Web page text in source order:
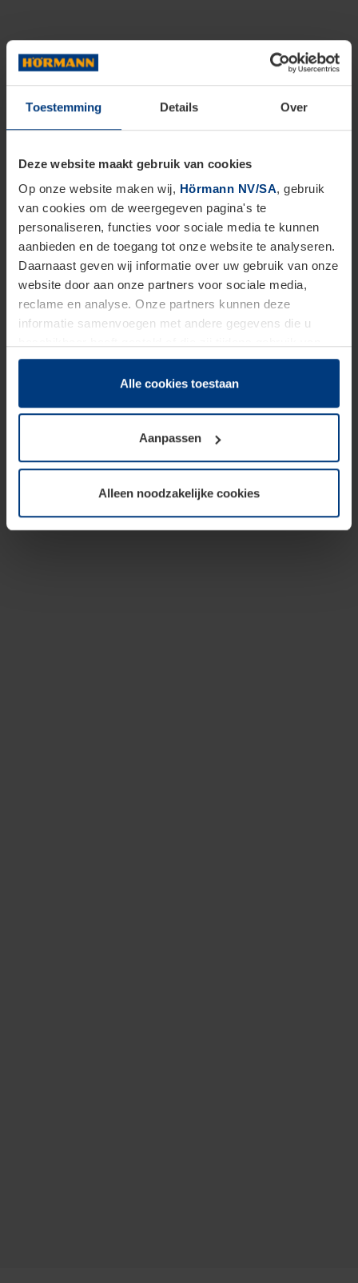
Toestemming Details Over
Deze website maakt gebruik van cookies
Op onze website maken wij, Hörmann NV/SA, gebruik
van cookies om de weergegeven pagina's te
personaliseren, functies voor sociale media te kunnen
aanbieden en de toegang tot onze website te analyseren.
Daarnaast geven wij informatie over uw gebruik van onze
website door aan onze partners voor sociale media,
reclame en analyse. Onze partners kunnen deze
informatie samenvoegen met andere gegevens die u
hun diensten hebben verzameld.
Juridisch hebben wij het recht om cookies op uw
van deze pagina's absoluut vereist is. Voor alle andere
soorten cookies is uw toestemming benodigd. Uw
toestemming kunt u op elk moment bij de uitleg van de
wijzigen of herroepen.
Alle cookies toestaan
Aanpassen
Alleen noodzakelijke cookies